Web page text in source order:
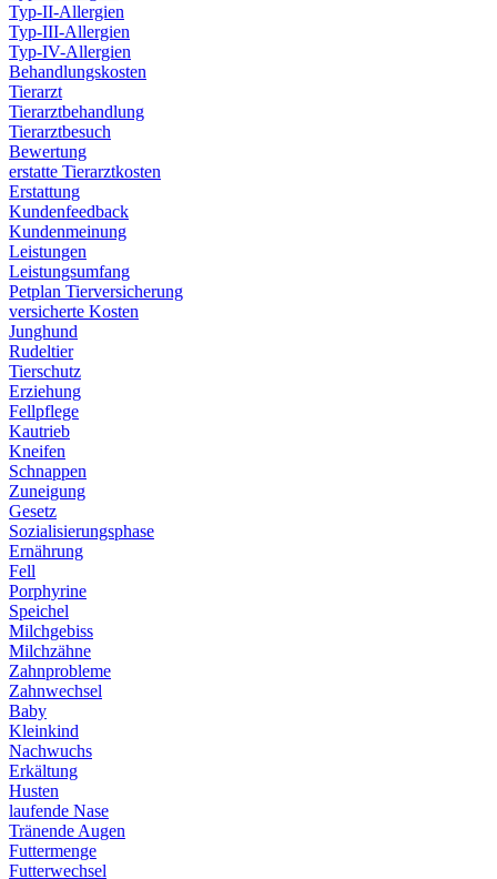
Typ-II-Allergien
Typ-III-Allergien
Typ-IV-Allergien
Behandlungskosten
Tierarzt
Tierarztbehandlung
Tierarztbesuch
Bewertung
erstatte Tierarztkosten
Erstattung
Kundenfeedback
Kundenmeinung
Leistungen
Leistungsumfang
Petplan Tierversicherung
versicherte Kosten
Junghund
Rudeltier
Tierschutz
Erziehung
Fellpflege
Kautrieb
Kneifen
Schnappen
Zuneigung
Gesetz
Sozialisierungsphase
Ernährung
Fell
Porphyrine
Speichel
Milchgebiss
Milchzähne
Zahnprobleme
Zahnwechsel
Baby
Kleinkind
Nachwuchs
Erkältung
Husten
laufende Nase
Tränende Augen
Futtermenge
Futterwechsel